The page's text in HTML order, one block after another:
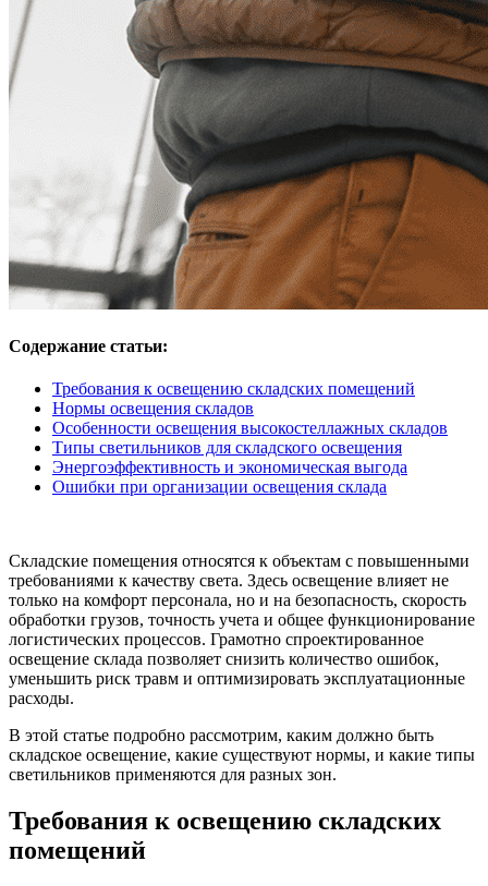
Содержание статьи:
Требования к освещению складских помещений
Нормы освещения складов
Особенности освещения высокостеллажных складов
Типы светильников для складского освещения
Энергоэффективность и экономическая выгода
Ошибки при организации освещения склада
Складские помещения относятся к объектам с повышенными
требованиями к качеству света. Здесь освещение влияет не
только на комфорт персонала, но и на безопасность, скорость
обработки грузов, точность учета и общее функционирование
логистических процессов. Грамотно спроектированное
освещение склада позволяет снизить количество ошибок,
уменьшить риск травм и оптимизировать эксплуатационные
расходы.
В этой статье подробно рассмотрим, каким должно быть
складское освещение, какие существуют нормы, и какие типы
светильников применяются для разных зон.
Требования к освещению складских
помещений